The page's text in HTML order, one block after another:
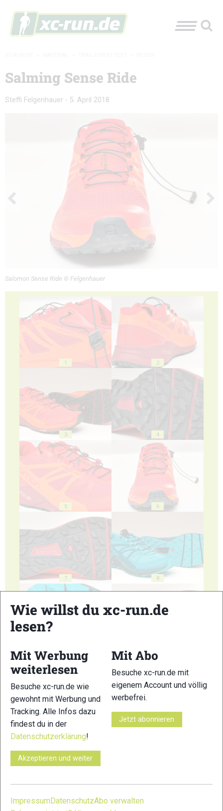
Salming Sense Ride
Steffi Felgenhauer - 5. April 2018
Salomon Sense Ride © Felgenhauer
1 2
3 4
5 6
7 8
11 12
Wie willst du xc-run.de
lesen?
Mit Werbung
weiterlesen
Besuche xc-run.de wie
gewohnt mit Werbung und
Tracking. Alle Infos dazu
findest du in der
Datenschutzerklärung!
Akzeptieren und weiter
Mit Abo
Besuche xc-run.de mit
eigenem Account und völlig
werbefrei.
Jetzt abonnieren
ImpressumDatenschutzAbo verwalten